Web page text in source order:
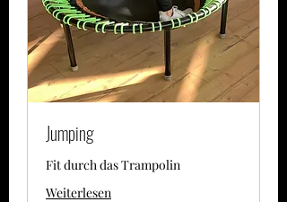
Jumping
Fit durch das Trampolin
Weiterlesen